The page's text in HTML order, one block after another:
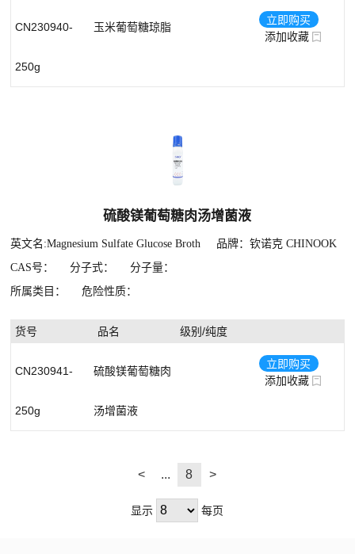
CN230940-
250g
玉米葡萄糖琼脂
立即购买
添加收藏
硫酸镁葡萄糖肉汤增菌液
英文名:Magnesium Sulfate Glucose Broth
品牌：钦诺克 CHINOOK
CAS号：
分子式：
分子量：
所属类目：
危险性质：
货号 品名 级别/纯度
CN230941-
250g
硫酸镁葡萄糖肉
汤增菌液
立即购买
添加收藏
< ... 8 >
显示 每页